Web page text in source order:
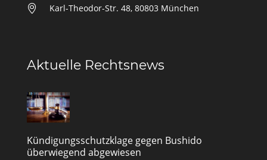
Karl-Theodor-Str. 48, 80803 München
Aktuelle Rechtsnews
Kündigungsschutzklage gegen Bushido
überwiegend abgewiesen